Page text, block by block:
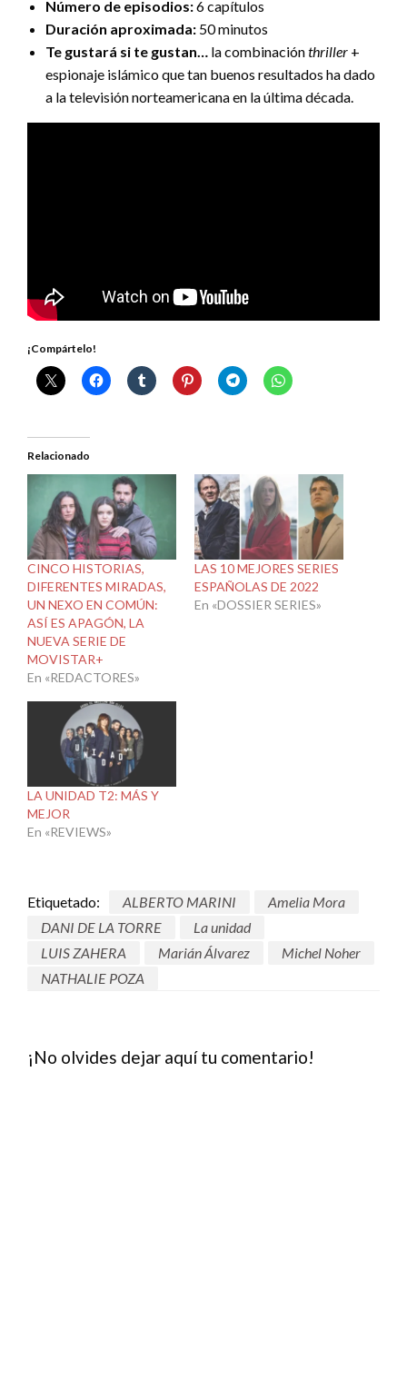
Número de episodios:6 capítulos
Duración aproximada: 50 minutos
Te gustará si te gustan… la combinaciónthriller +
espionaje islámico que tan buenos resultados ha dado
a la televisión norteamericana en la última década.
¡Compártelo!
Relacionado
CINCO HISTORIAS,
DIFERENTES MIRADAS,
UN NEXO EN COMÚN:
ASÍ ES APAGÓN, LA
NUEVA SERIE DE
MOVISTAR+
En «REDACTORES»
LAS 10 MEJORES SERIES
ESPAÑOLAS DE 2022
En «DOSSIER SERIES»
LA UNIDAD T2: MÁS Y
MEJOR
En «REVIEWS»
Etiquetado: ALBERTO MARINI
Amelia Mora
DANI DE LA TORRE
La unidad
LUIS ZAHERA
Marián Álvarez
Michel Noher
NATHALIE POZA
¡No olvides dejar aquí tu comentario!